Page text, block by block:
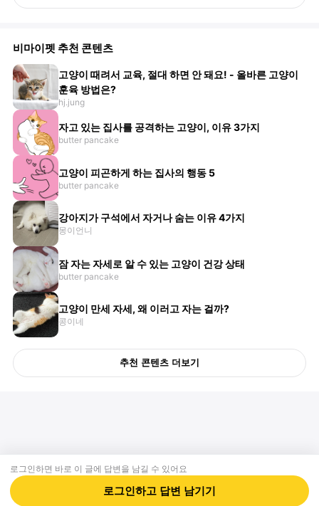
비마이펫 추천 콘텐츠
고양이 때려서 교육, 절대 하면 안 돼요! - 올바른 고양이
훈육 방법은?
hj.jung
자고 있는 집사를 공격하는 고양이, 이유 3가지
butter pancake
고양이 피곤하게 하는 집사의 행동 5
butter pancake
강아지가 구석에서 자거나 숨는 이유 4가지
몽이언니
잠 자는 자세로 알 수 있는 고양이 건강 상태
butter pancake
고양이 만세 자세, 왜 이러고 자는 걸까?
콩이네
추천 콘텐츠 더보기
로그인하면 바로 이 글에 답변 을 남길 수 있어요
로그인하고 답변 남기기